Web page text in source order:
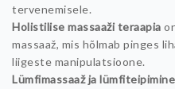
tervenemisele.
Holistilise massaaži teraapia
massaaž, mis hõlmab pinges
liigeste manipulatsioone.
Lümfimassaaž ja lümfiteipimine